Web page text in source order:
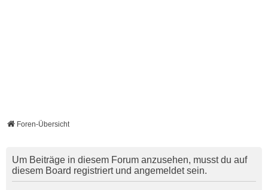
Foren-Übersicht
Um Beiträge in diesem Forum anzusehen, musst du auf
diesem Board registriert und angemeldet sein.